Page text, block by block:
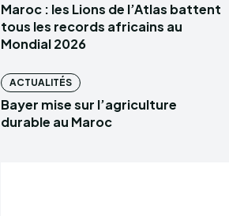
Maroc : les Lions de l’Atlas battent
tous les records africains au
Mondial 2026
ACTUALITÉS
Bayer mise sur l’agriculture
durable au Maroc